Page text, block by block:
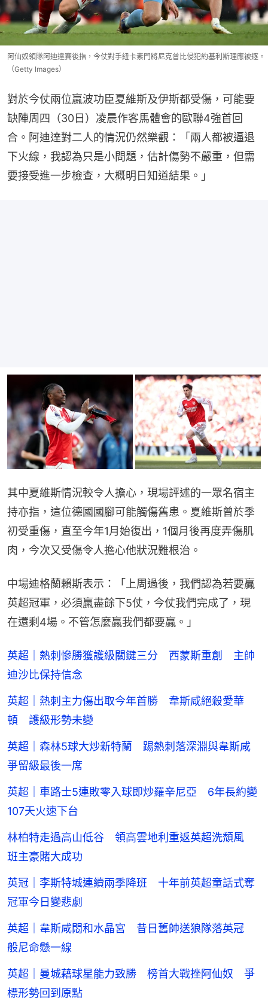
阿仙奴領隊阿迪達賽後指，今仗對手紐卡素門將尼克普比侵犯約基利斯理應被逐。
（Getty Images）
對於今仗兩位贏波功臣夏維斯及伊斯都受傷，可能要
缺陣周四（30日）凌晨作客馬體會的歐聯4強首回
合。阿迪達對二人的情況仍然樂觀：「兩人都被逼退
下火線，我認為只是小問題，估計傷勢不嚴重，但需
要接受進一步檢查，大概明日知道結果。」
其中夏維斯情況較令人擔心，現場評述的一眾名宿主
持亦指，這位德國國腳可能觸傷舊患。夏維斯曾於季
初受重傷，直至今年1月始復出，1個月後再度弄傷肌
肉，今次又受傷令人擔心他狀況難根治。
中場迪格蘭賴斯表示：「上周過後，我們認為若要贏
英超冠軍，必須贏盡餘下5仗，今仗我們完成了，現
在還剩4場。不管怎麼贏我們都要贏。」
英超｜熱刺慘勝獲護級關鍵三分 西蒙斯重創 主帥
迪沙比保持信念
英超｜熱刺主力傷出取今年首勝 韋斯咸絕殺愛華
頓 護級形勢未變
英超｜森林5球大炒新特蘭 踢熱刺落深淵與韋斯咸
爭留級最後一席
英超｜車路士5連敗零入球即炒羅辛尼亞 6年長約變
107天火速下台
林柏特走過高山低谷 領高雲地利重返英超洗頹風
班主豪賭大成功
英冠｜李斯特城連續兩季降班 十年前英超童話式奪
冠軍今日變悲劇
英超｜韋斯咸悶和水晶宮 昔日舊帥送狼隊落英冠
般尼命懸一線
英超｜曼城藉球星能力致勝 榜首大戰挫阿仙奴 爭
標形勢回到原點